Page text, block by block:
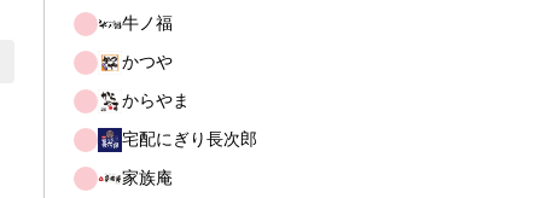
牛ノ福
かつや
からやま
宅配にぎり長次郎
家族庵